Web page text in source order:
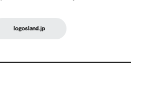
logosland.jp